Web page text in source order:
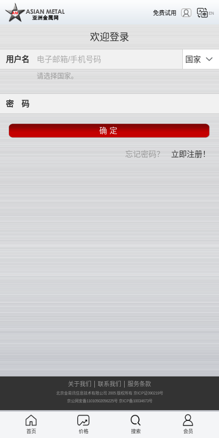
免费试用 EN
欢迎登录
用户名 国家
请选择国家。
密 码
忘记密码？ 立即注册！
首页 价格 搜索 会员
关于我们 联系我们 服务条款
北京金易讯信息技术有限公司 2005 版权所有 京ICP证090219号
京公网安备11010502056225号京ICP备10034673号